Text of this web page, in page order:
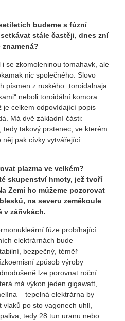
budeme s fúzní
stále častěji, dnes zní
se zkomoleninou tomahavk, ale
nic společného. Slovo
písmen z ruského „toroidalnaja
neboli toroidální komora
je celkem odpovídající popis
Má dvě základní části:
takový prstenec, ve kterém
něj pak cívky vytvářející
plazma ve velkém?
skupenství hmoty, jež tvoří
Zemi ho můžeme pozorovat
na severu zeměkoule
v zářivkách.
fúze probíhající
elektrárnách bude
bezpečný, téměř
způsob výroby
lze porovnat roční
má výkon jeden gigawatt,
– tepelná elektrárna by
vlaků po sto vagonech uhlí,
tedy 28 tun uranu nebo